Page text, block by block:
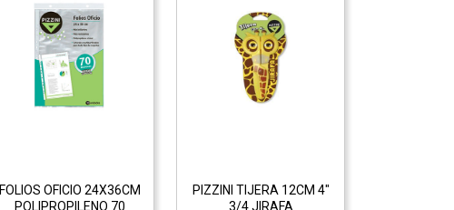
FOLIOS OFICIO 24X36CM
POLIPROPILENO 70
PIZZINI TIJERA 12CM 4"
3/4 JIRAFA